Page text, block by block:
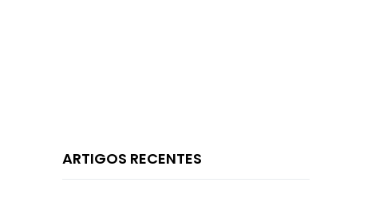
ARTIGOS RECENTES